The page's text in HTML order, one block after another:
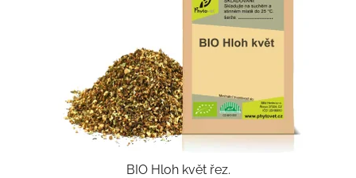
BIO Hloh květ řez.